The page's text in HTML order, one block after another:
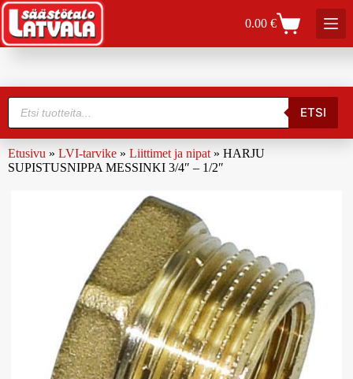
0.00€
ETSI
Etusivu » LVI-tarvike » Liittimet ja nipat » HARJU
SUPISTUSNIPPA MESSINKI 3/4″ – 1/2″